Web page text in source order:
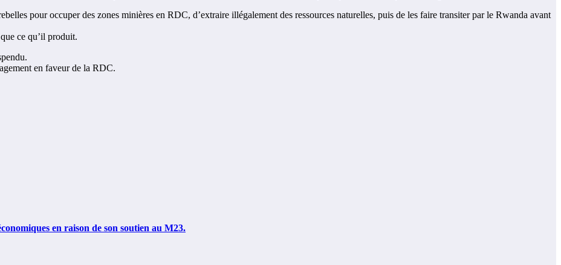
pour occuper des zones minières en RDC, d’extraire illégalement des ressources naturelles, puis de les faire transiter par le Rwanda avant
ce qu’il produit.
en faveur de la RDC.
en raison de son soutien au M23.